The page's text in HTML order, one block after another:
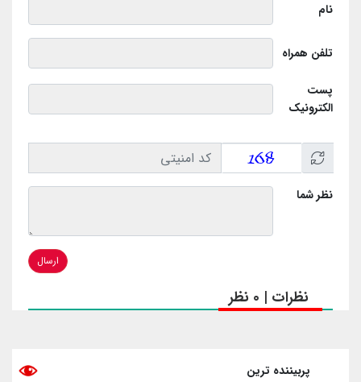
نام
تلفن همراه
پست
الکترونیک
نظر شما
ارسال
نظرات | 0 نظر
پربیننده ترین